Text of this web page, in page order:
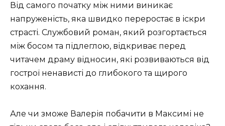
Від самого початку між ними виникає
напруженість, яка швидко переростає в іскри
страсті. Службовий роман, який розгортається
між босом та підлеглою, відкриває перед
читачем драму відносин, які розвиваються від
гострої ненависті до глибокого та щирого
кохання.
Але чи зможе Валерія побачити в Максимі не